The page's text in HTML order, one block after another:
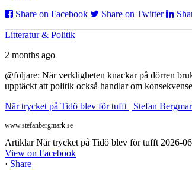
Share on Facebook
Share on Twitter
Litteratur & Politik
2 months ago
@följare: När verkligheten knackar på dörren
upptäckt att politik också handlar om
När trycket på Tidö blev för tufft | Stefan
www.stefanbergmark.se
Artiklar När trycket på Tidö blev för tufft 2026-
View on Facebook
· Share